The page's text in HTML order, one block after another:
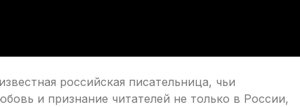
российская писательница, чьи
и признание читателей не только в России,